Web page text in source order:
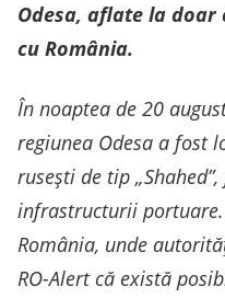
Odesa, aflate la
cu România.
În noaptea de 20
regiunea Odesa a fost
rusești de tip
infrastructurii
România, unde
RO-Alert că există